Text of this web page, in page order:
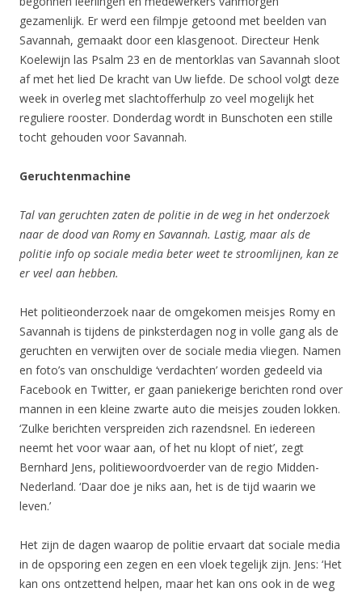
gezamenlijk. Er werd een filmpje getoond met beelden van
Savannah, gemaakt door een klasgenoot. Directeur Henk
Koelewijn las Psalm 23 en de mentorklas van Savannah sloot
af met het lied De kracht van Uw liefde. De school volgt deze
week in overleg met slachtofferhulp zo veel mogelijk het
reguliere rooster. Donderdag wordt in Bunschoten een stille
tocht gehouden voor Savannah.
Geruchtenmachine
Tal van geruchten zaten de politie in de weg in het onderzoek
naar de dood van Romy en Savannah. Lastig, maar als de
politie info op sociale media beter weet te stroomlijnen, kan ze
er veel aan hebben.
Het politieonderzoek naar de omgekomen meisjes Romy en
Savannah is tijdens de pinksterdagen nog in volle gang als de
geruchten en verwijten over de sociale media vliegen. Namen
en foto’s van onschuldige ‘verdachten’ worden gedeeld via
Facebook en Twitter, er gaan paniekerige berichten rond over
mannen in een kleine zwarte auto die meisjes zouden lokken.
‘Zulke berichten verspreiden zich razendsnel. En iedereen
neemt het voor waar aan, of het nu klopt of niet’, zegt
Bernhard Jens, politiewoordvoerder van de regio Midden-
Nederland. ‘Daar doe je niks aan, het is de tijd waarin we
leven.’
Het zijn de dagen waarop de politie ervaart dat sociale media
in de opsporing een zegen en een vloek tegelijk zijn. Jens: ‘Het
kan ons ontzettend helpen, maar het kan ons ook in de weg